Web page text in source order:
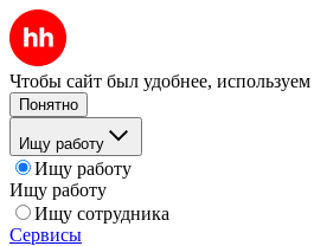
Чтобы сайт был удобнее, используем
Понятно
Ищу работу
Ищу работу
Ищу работу
Ищу сотрудника
Сервисы